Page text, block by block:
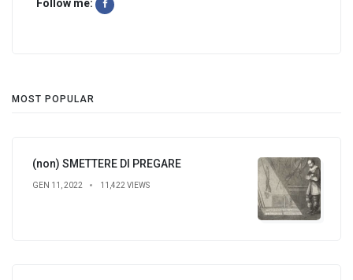
Follow me:
MOST POPULAR
(non) SMETTERE DI PREGARE
GEN 11, 2022 11,422 VIEWS